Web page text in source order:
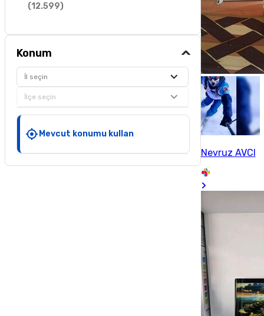
(12.599)
Konum
İl seçin
İlçe seçin
Mevcut konumu kullan
Nevruz AVCI